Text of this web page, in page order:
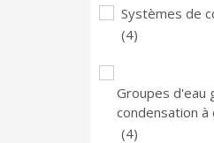
Systèmes de
(4)
Groupes d'eau
condensation à
(4)